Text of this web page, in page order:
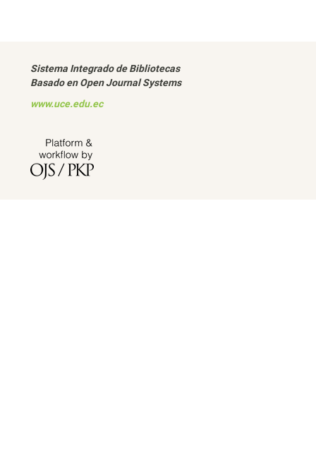
Sistema Integrado de Bibliotecas
Basado en Open Journal Systems
www.uce.edu.ec